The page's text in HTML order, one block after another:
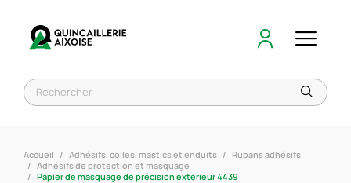
Accueil Adhésifs, colles, mastics et enduits
Rubans adhésifs
Adhésifs de protection et masquage
Papier de masquage de précision extérieur 4439